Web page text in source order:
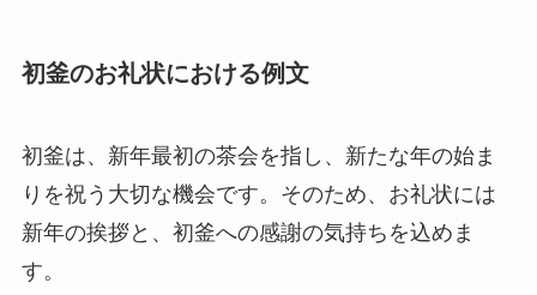
初釜のお礼状における例文
初釜は、新年最初の茶会を指し、新たな年の始ま
りを祝う大切な機会です。そのため、お礼状には
新年の挨拶と、初釜への感謝の気持ちを込めま
す。